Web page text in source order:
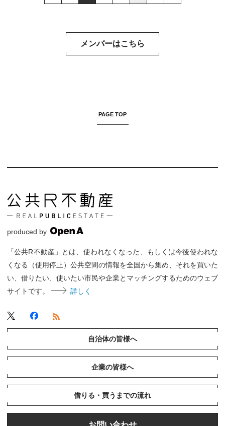
メンバーはこちら
PAGE TOP
produced by
「公共R不動産」とは、使われなくなった、もしくは今後使われな
くなる（使用停止）公共空間の情報を全国から集め、それを買いた
い、借りたい、使いたい市民や企業とマッチングするためのウェブ
サイトです。
詳しく
自治体の皆様へ
企業の皆様へ
借りる・買うまでの流れ